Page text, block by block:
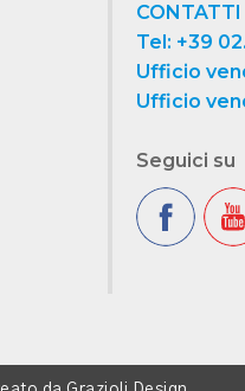
CONTATTI
Tel: +39
Ufficio
Ufficio
Seguici su